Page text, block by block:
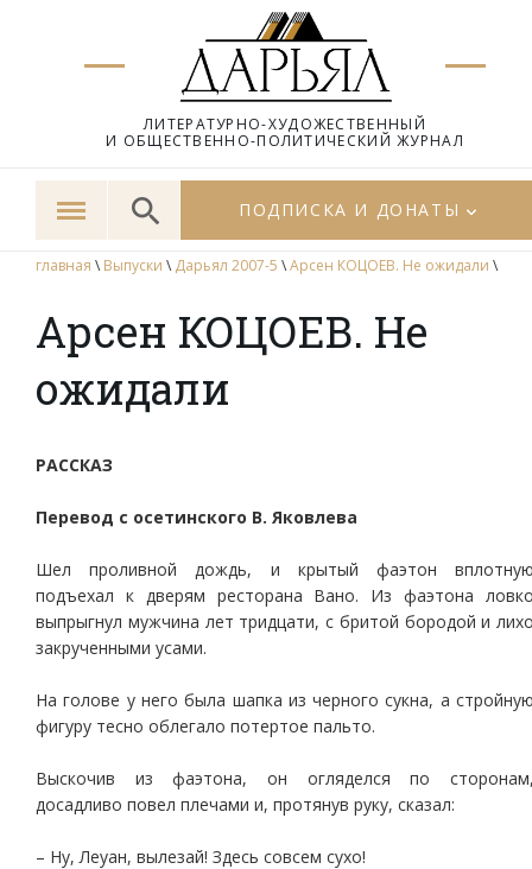
ЛИТЕРАТУРНО-ХУДОЖЕСТВЕННЫЙ
И ОБЩЕСТВЕННО-ПОЛИТИЧЕСКИЙ ЖУРНАЛ
ПОДПИСКА И ДОНАТЫ
главная \ Выпуски \ Дарьял 2007-5 \Арсен КОЦОЕВ. Не ожидали \
Арсен КОЦОЕВ. Не
ожидали
РАССКАЗ
Перевод с осетинского В. Яковлева
Шел проливной дождь, и крытый фаэтон
подъехал к дверям ресторана Вано. Из фаэтона
выпрыгнул мужчина лет тридцати, с бритой бородой и
закрученными усами.
На голове у него была шапка из черного сукна, а
фигуру тесно облегало потертое пальто.
Выскочив из фаэтона, он огляделся по
досадливо повел плечами и, протянув руку, сказал:
– Ну, Леуан, вылезай! Здесь совсем сухо!